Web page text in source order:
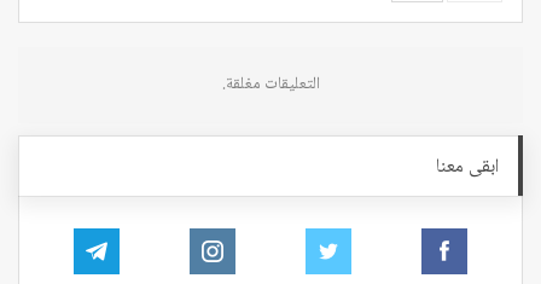
التعليقات مغلقة.
ابقى معنا